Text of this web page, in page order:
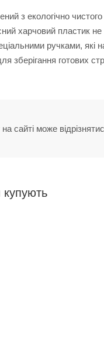
з екологічно чистого
харчовий пластик не
ручками, які
зберігання готових
сайті може